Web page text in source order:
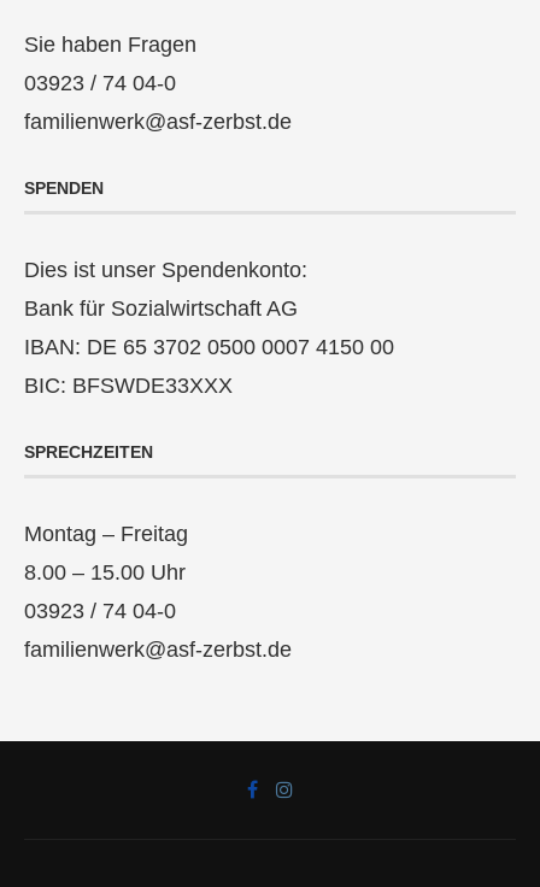
Sie haben Fragen
03923 / 74 04-0
familienwerk@asf-zerbst.de
SPENDEN
Dies ist unser Spendenkonto:
Bank für Sozialwirtschaft AG
IBAN: DE 65 3702 0500 0007 4150 00
BIC: BFSWDE33XXX
SPRECHZEITEN
Montag – Freitag
8.00 – 15.00 Uhr
03923 / 74 04-0
familienwerk@asf-zerbst.de